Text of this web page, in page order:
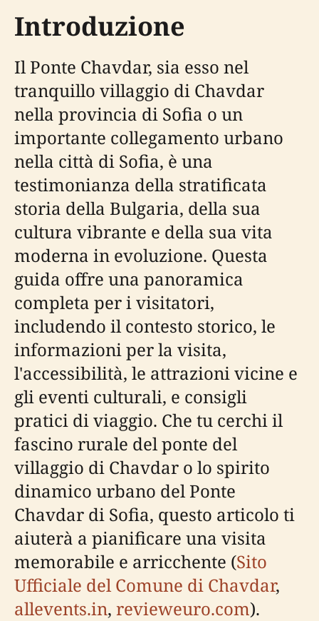
Introduzione
Il Ponte Chavdar, sia esso nel
tranquillo villaggio di Chavdar
nella provincia di Sofia o un
importante collegamento urbano
nella città di Sofia, è una
testimonianza della stratificata
storia della Bulgaria, della sua
cultura vibrante e della sua vita
moderna in evoluzione. Questa
guida offre una panoramica
completa per i visitatori,
includendo il contesto storico, le
informazioni per la visita,
l'accessibilità, le attrazioni vicine e
gli eventi culturali, e consigli
pratici di viaggio. Che tu cerchi il
fascino rurale del ponte del
villaggio di Chavdar o lo spirito
dinamico urbano del Ponte
Chavdar di Sofia, questo articolo ti
aiuterà a pianificare una visita
memorabile e arricchente (Sito
Ufficiale del Comune di Chavdar,
allevents.in, revieweuro.com).